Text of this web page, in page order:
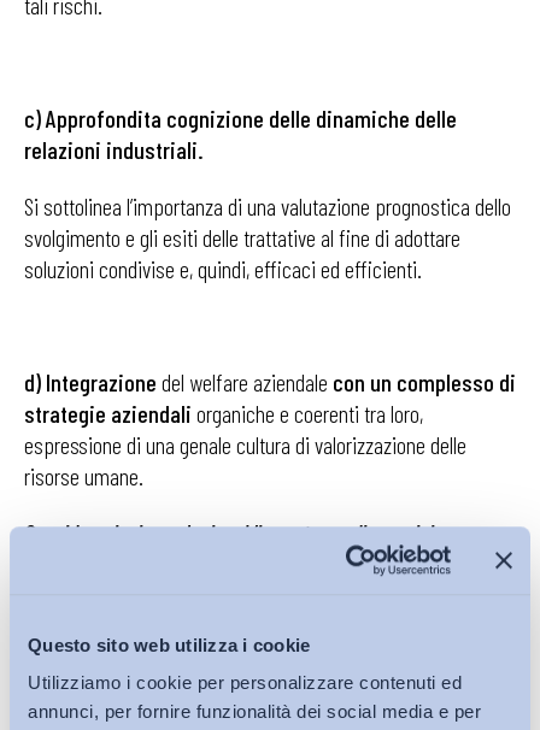
Questo sito web utilizza i cookie
Utilizziamo i cookie per personalizzare contenuti ed
annunci, per fornire funzionalità dei social media e per
c) Approfondita cognizione delle dinamiche delle
relazioni industriali.
Si sottolinea l’importanza di una valutazione prognostica dello
svolgimento e gli esiti delle trattative al fine di adottare
soluzioni condivise e, quindi, efficaci ed efficienti.
d) Integrazione del welfare aziendale con un complesso di
strategie aziendali organiche e coerenti tra loro,
espressione di una genale cultura di valorizzazione delle
risorse umane.
Considerazioni conclusive. L’importanza di una visione
Il pregio del contributo in esame consiste, come è già stato
evidenziato, nel porre l’accento sul ruolo che può rivestire il